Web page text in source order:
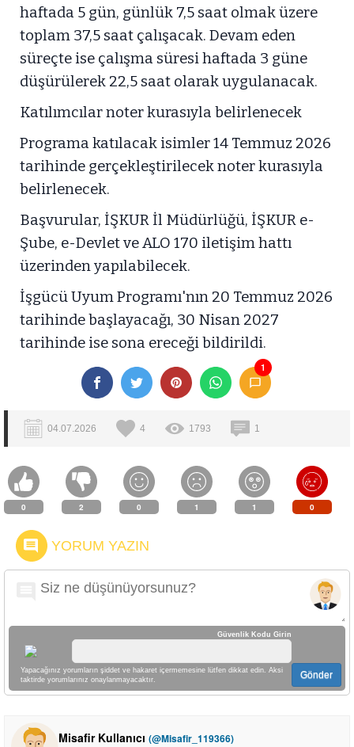
haftada 5 gün, günlük 7,5 saat olmak üzere
toplam 37,5 saat çalışacak. Devam eden
süreçte ise çalışma süresi haftada 3 güne
düşürülerek 22,5 saat olarak uygulanacak.
Katılımcılar noter kurasıyla belirlenecek
Programa katılacak isimler 14 Temmuz 2026
tarihinde gerçekleştirilecek noter kurasıyla
belirlenecek.
Başvurular, İŞKUR İl Müdürlüğü, İŞKUR e-
Şube, e-Devlet ve ALO 170 iletişim hattı
üzerinden yapılabilecek.
İşgücü Uyum Programı'nın 20 Temmuz 2026
tarihinde başlayacağı, 30 Nisan 2027
tarihinde ise sona ereceği bildirildi.
1
04.07.2026 4 1793 1
0 2 0 1 1 0
YORUM YAZIN
Güvenlik Kodu Girin
Yapacağınız yorumların şiddet ve hakaret içermemesine lütfen dikkat edin. Aksi
taktirde yorumlarınız onaylanmayacaktır.
Gönder
Misafir Kullanıcı (@Misafir_119366)